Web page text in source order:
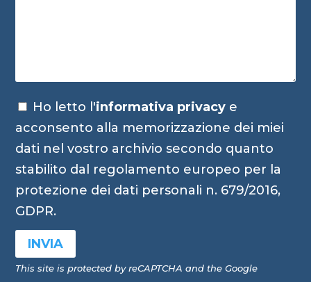
Ho letto l'informativa privacy e
acconsento alla memorizzazione dei miei
dati nel vostro archivio secondo quanto
stabilito dal regolamento europeo per la
protezione dei dati personali n. 679/2016,
GDPR.
INVIA
This site is protected by reCAPTCHA and the Google